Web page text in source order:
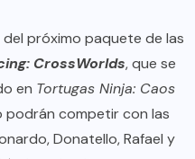
próximo paquete de las
CrossWorlds, que se
en Tortugas Ninja: Caos
podrán competir con las
Donatello, Rafael y